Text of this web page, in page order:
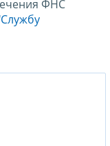
ФНС